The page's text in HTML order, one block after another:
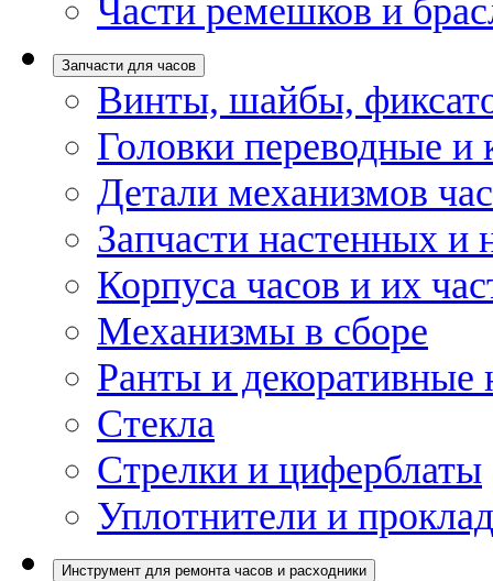
Части ремешков и
Запчасти для часов
Винты, шайбы,
Головки переводные и
Детали механизмов
Запчасти настенных и
Корпуса часов и их
Механизмы в сборе
Ранты и декоративные
Стекла
Стрелки и циферблаты
Уплотнители и
Инструмент для ремонта часов и расходники